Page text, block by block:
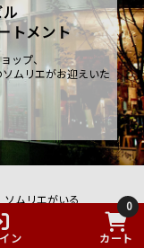
ン
0
カート
トメント
ップ、
ムリエがお迎えいた
ソムリエがいる
ワインショップ